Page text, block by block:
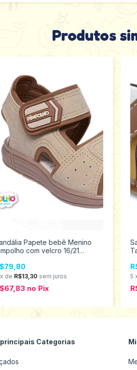
Produtos
Papete bebê Menino
com velcro 16/21
x de R$13,30 sem juros
no Pix
5
Categorias